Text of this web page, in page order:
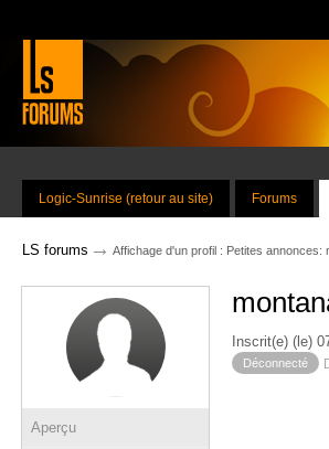
Logic-Sunrise (retour au site) Forums
LS forums → Affichage d'un profil : Petites annonces:
Aperçu
Inscrit(e) (le)
Déconnecté